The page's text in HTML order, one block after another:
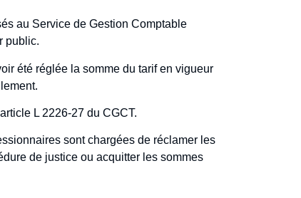
au Service de Gestion Comptable
public.
été réglée la somme du tarif en vigueur
L 2226-27 du CGCT.
sont chargées de réclamer les
de justice ou acquitter les sommes